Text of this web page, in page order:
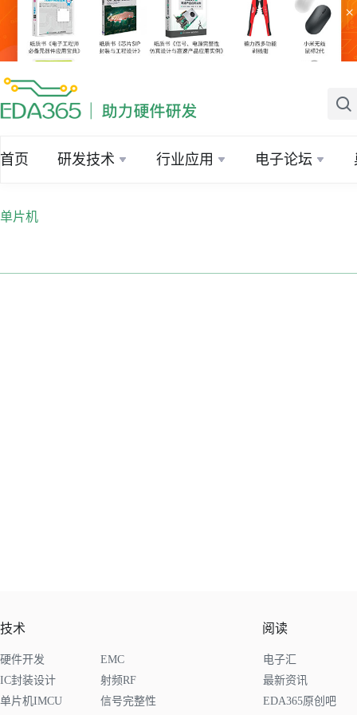
×
首页 研发技术 行业应用 电子论坛
单片机
技术
硬件开发
EMC
IC封装设计
射频RF
单片机IMCU
信号完整性
阅读
电子汇
最新资讯
EDA365原创吧